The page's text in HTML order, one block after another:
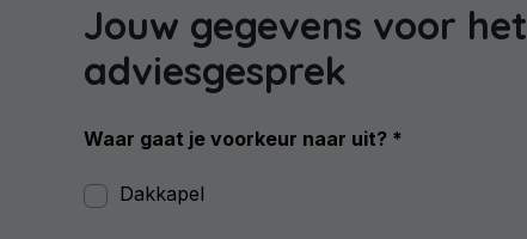
Jouw gegevens voor het
adviesgesprek
Waar gaat je voorkeur naar uit? *
Dakkapel